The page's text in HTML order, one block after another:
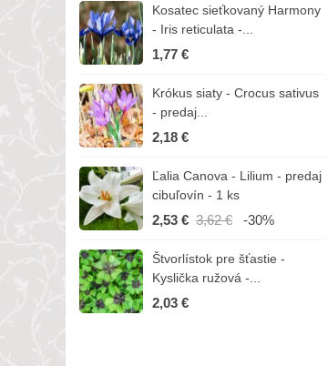
Kosatec sieťkovaný Harmony
- Iris reticulata -...
1,77 €
Krókus siaty - Crocus sativus
- predaj...
2,18 €
Ľalia Canova - Lilium - predaj
cibuľovín - 1 ks
2,53 € 3,62 € -30%
Štvorlístok pre šťastie -
Kyslička ružová -...
2,03 €